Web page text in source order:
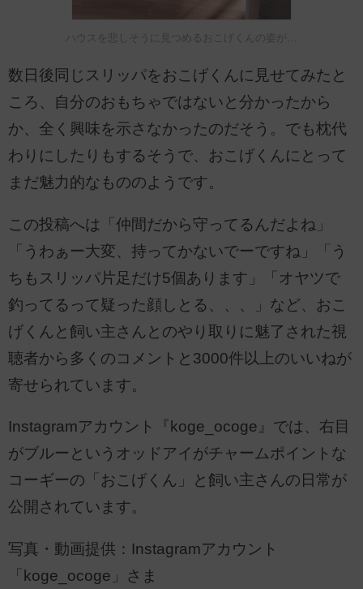
ハウスを悲しそうに見つめるおこげくんの姿が…
数日後同じスリッパをおこげくんに見せてみたと
ころ、自分のおもちゃではないと分かったから
か、全く興味を示さなかったのだそう。でも枕代
わりにしたりもするそうで、おこげくんにとって
まだ魅力的なもののようです。
この投稿へは「仲間だから守ってるんだよね」
「うわぁー大変、持ってかないでーですね」「う
ちもスリッパ片足だけ5個あります」「オヤツで
釣ってるって疑った顔しとる、、、」など、おこ
げくんと飼い主さんとのやり取りに魅了された視
聴者から多くのコメントと3000件以上のいいねが
寄せられています。
Instagramアカウント『koge_ocoge』では、右目
がブルーというオッドアイがチャームポイントな
コーギーの「おこげくん」と飼い主さんの日常が
公開されています。
写真・動画提供：Instagramアカウント
「koge_ocoge」さま